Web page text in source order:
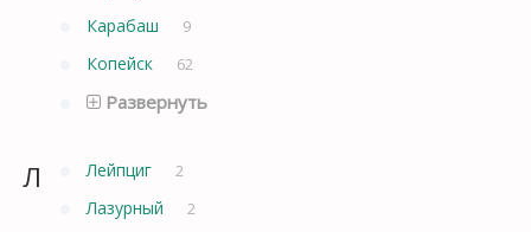
Карабаш 9
Копейск 62
Развернуть
Л Лейпциг 2
Лазурный 2